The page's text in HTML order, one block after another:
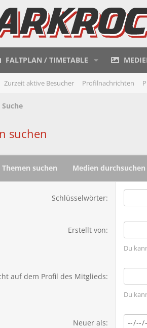
FALTPLAN / TIMETABLE
Zurzeit aktive Besucher Profilnachrichten
Suche
suchen
Themen suchen Medien durchsuchen
Schlüsselwörter
Erstellt von
Du
auf dem Profil des Mitglieds
Du
Neuer als